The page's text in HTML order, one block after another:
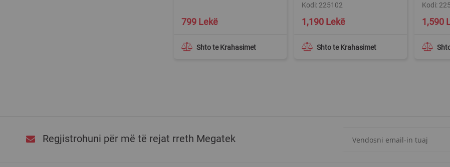
Shto te Krahasimet
799 Lekë
Kodi: 225102
Shto te Krahasimet
1,190 Lekë
Kodi:
1,590
Regjistrohuni për më të rejat rreth Megatek